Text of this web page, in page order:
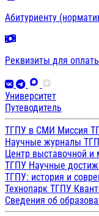
Абитуриенту
Реквизиты для
Университет
Путеводитель
ТГПУ в СМИ Миссия
Научные журналы
Центр выставочной и
ТГПУ Научные
ТГПУ: история и
Технопарк ТГПУ
Сведения об